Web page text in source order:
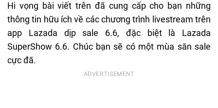
Hi vọng bài viết trên đã cung cấp cho bạn những
thông tin hữu ích về các chương trình livestream trên
app Lazada dịp sale 6.6, đặc biệt là Lazada
SuperShow 6.6. Chúc bạn sẽ có một mùa săn sale
cực đã.